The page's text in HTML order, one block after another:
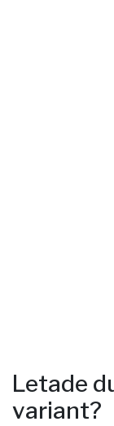
Letade
variant?